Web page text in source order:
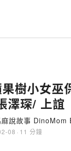
樹小女巫
澤琛/ 上誼
麻說故事
08 · 11 分鐘